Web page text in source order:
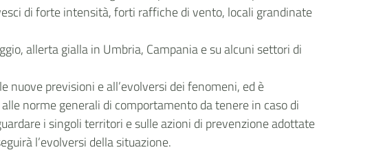
di forte intensità, forti raffiche di vento, locali grandinate
allerta gialla in Umbria, Campania e su alcuni settori di
nuove previsioni e all’evolversi dei fenomeni, ed è
norme generali di comportamento da tenere in caso di
i singoli territori e sulle azioni di prevenzione adottate
l’evolversi della situazione.